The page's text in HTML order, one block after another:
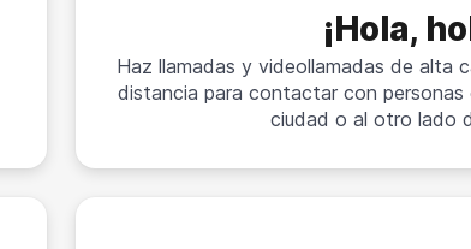
¡Hola,
Haz llamadas y videollamadas de alta
distancia para contactar con
ciudad o al otro lado